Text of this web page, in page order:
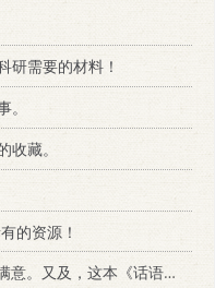
研需要的材料！
收藏。
的资源！
及，这本《话语的真相》...